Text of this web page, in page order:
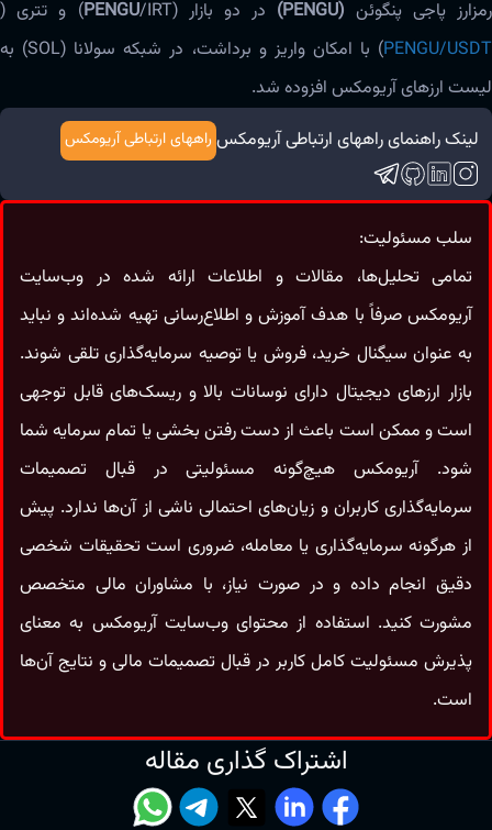
رمزارز پاجی پنگوئن‌ (PENGU) در دو بازار ( PENGU/IRT) و تتری (
PENGU/USDT
) با امکان واریز و برداشت، در شبکه سولانا (SOL) به
لیست ارزهای آریومکس افزوده شد.
لینک راهنمای راههای ارتباطی آریومکس راههای ارتباطی آریومکس
سلب مسئولیت:
تمامی تحلیل‌ها، مقالات و اطلاعات ارائه شده در وب‌سایت
آریومکس صرفاً با هدف آموزش و اطلاع‌رسانی تهیه شده‌اند و نباید
به‌ عنوان سیگنال خرید، فروش یا توصیه سرمایه‌گذاری تلقی شوند.
بازار ارزهای دیجیتال دارای نوسانات بالا و ریسک‌های قابل‌ توجهی
است و ممکن است باعث از دست رفتن بخشی یا تمام سرمایه شما
شود. آریومکس هیچ‌گونه مسئولیتی در قبال تصمیمات
سرمایه‌گذاری کاربران و زیان‌های احتمالی ناشی از آن‌ها ندارد. پیش
از هرگونه سرمایه‌گذاری یا معامله، ضروری است تحقیقات شخصی
دقیق انجام داده و در صورت نیاز، با مشاوران مالی متخصص
مشورت کنید. استفاده از محتوای وب‌سایت آریومکس به معنای
پذیرش مسئولیت کامل کاربر در قبال تصمیمات مالی و نتایج آن‌ها
است.
اشتراک گذاری مقاله